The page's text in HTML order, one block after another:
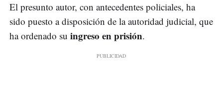
El presunto autor, con antecedentes policiales, ha
sido puesto a disposición de la autoridad judicial, que
ha ordenado su ingreso en prisión.